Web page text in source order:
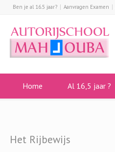
Ben je al 16.5 jaar? Aanvragen Examen
Home Al 16,5 jaar ?
Het Rijbewijs